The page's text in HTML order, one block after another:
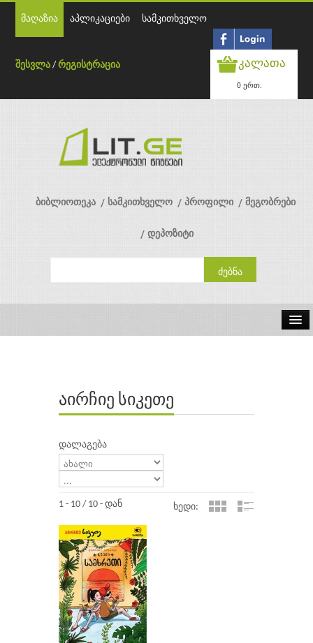
მაღაზია აპლიკაციები სამკითხველო
შესვლა /რეგისტრაცია კალათა
0 ერთ.
ბიბლიოთეკა სამკითხველო პროფილი მეგობრები
დეპოზიტი
ავტორებიაირჩიე სიკეთე
დალაგება
1 - 10 / 10 - დან ხედი: